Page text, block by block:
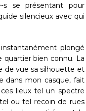
s se présentant pour
silencieux avec qui
plongé
bien connu. La
de vue sa silhouette et
dans mon casque, fait
lieux tel un spectre
ou tel recoin de rues